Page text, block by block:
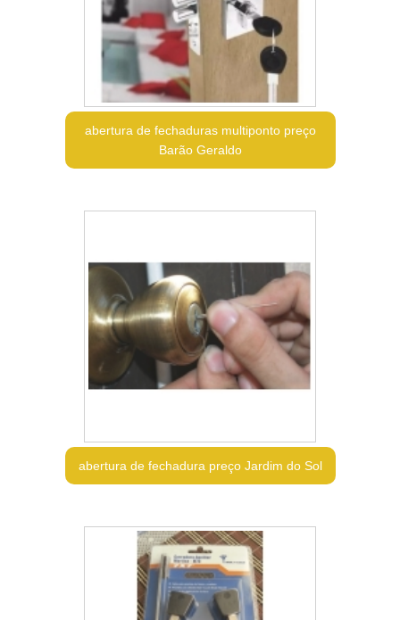
abertura de fechaduras multiponto preço
Barão Geraldo
abertura de fechadura preço Jardim do Sol